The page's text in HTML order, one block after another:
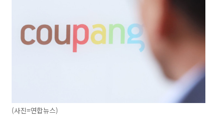
(사진=연합뉴스)